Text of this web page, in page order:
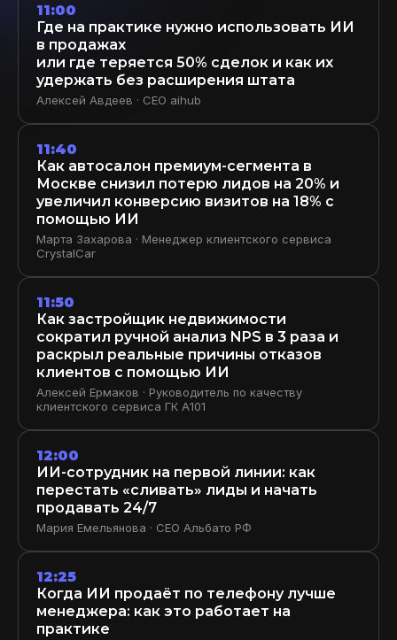
11:00
Где на практике нужно использовать ИИ
в продажах
или где теряется 50% сделок и как их
удержать без расширения штата
Алексей Авдеев · CEO aihub
11:40
Как автосалон премиум-сегмента в
Москве снизил потерю лидов на 20% и
увеличил конверсию визитов на 18% с
помощью ИИ
Марта Захарова · Менеджер клиентского сервиса
CrystalCar
11:50
Как застройщик недвижимости
сократил ручной анализ NPS в 3 раза и
раскрыл реальные причины отказов
клиентов с помощью ИИ
Алексей Ермаков · Руководитель по качеству
клиентского сервиса ГК A101
12:00
ИИ-сотрудник на первой линии: как
перестать «сливать» лиды и начать
продавать 24/7
Мария Емельянова · CEO Альбато РФ
12:25
Когда ИИ продаёт по телефону лучше
менеджера: как это работает на
практике